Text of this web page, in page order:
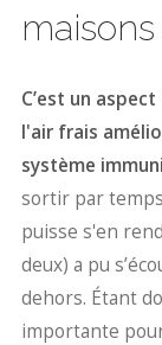
C’est un
l'air frais
système
sortir par
puisse s'en
deux) a pu
dehors. Étant
importante